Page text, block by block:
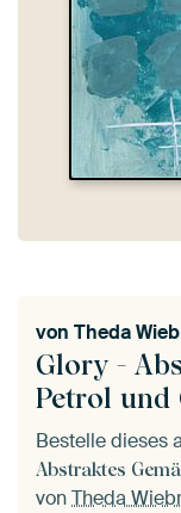
Glory -
Petrol und
von Theda
Bestelle dieses
Abstraktes
vonTheda